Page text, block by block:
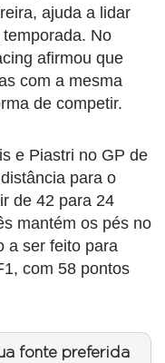
ajuda a lidar
No
afirmou que
com a mesma
de competir.
e Piastri no GP de
para o
de 42 para 24
mantém os pés no
a ser feito para
com 58 pontos
fonte preferida